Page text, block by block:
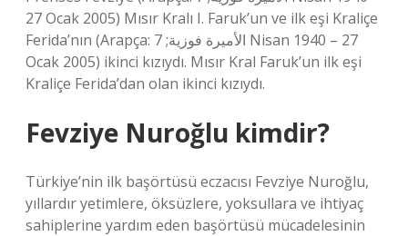
27 Ocak 2005) Mısır Kralı I. Faruk’un ve ilk eşi Kraliçe
Ferida’nın (Arapça: الأميرة فوزية; 7 Nisan 1940 – 27
Ocak 2005) ikinci kızıydı. Mısır Kral Faruk’un ilk eşi
Kraliçe Ferida’dan olan ikinci kızıydı.
Fevziye Nuroğlu kimdir?
Türkiye’nin ilk başörtüsü eczacısı Fevziye Nuroğlu,
yıllardır yetimlere, öksüzlere, yoksullara ve ihtiyaç
sahiplerine yardım eden başörtüsü mücadelesinin